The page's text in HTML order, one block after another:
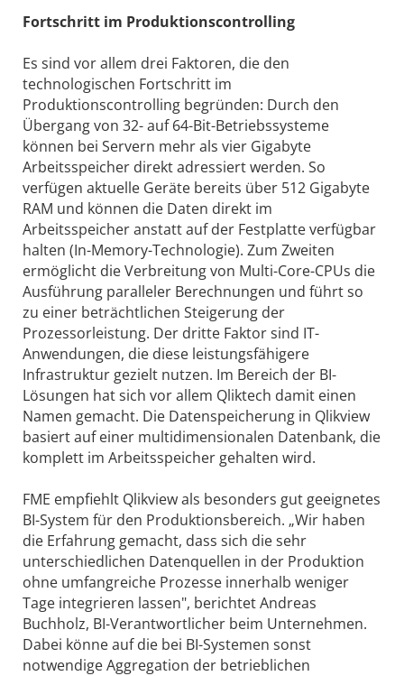
Fortschritt im Produktionscontrolling
Es sind vor allem drei Faktoren, die den
technologischen Fortschritt im
Produktionscontrolling begründen: Durch den
Übergang von 32- auf 64-Bit-Betriebssysteme
können bei Servern mehr als vier Gigabyte
Arbeitsspeicher direkt adressiert werden. So
verfügen aktuelle Geräte bereits über 512 Gigabyte
RAM und können die Daten direkt im
Arbeitsspeicher anstatt auf der Festplatte verfügbar
halten (In-Memory-Technologie). Zum Zweiten
ermöglicht die Verbreitung von Multi-Core-CPUs die
Ausführung paralleler Berechnungen und führt so
zu einer beträchtlichen Steigerung der
Prozessorleistung. Der dritte Faktor sind IT-
Anwendungen, die diese leistungsfähigere
Infrastruktur gezielt nutzen. Im Bereich der BI-
Lösungen hat sich vor allem Qliktech damit einen
Namen gemacht. Die Datenspeicherung in Qlikview
basiert auf einer multidimensionalen Datenbank, die
komplett im Arbeitsspeicher gehalten wird.
FME empfiehlt Qlikview als besonders gut geeignetes
BI-System für den Produktionsbereich. „Wir haben
die Erfahrung gemacht, dass sich die sehr
unterschiedlichen Datenquellen in der Produktion
ohne umfangreiche Prozesse innerhalb weniger
Tage integrieren lassen", berichtet Andreas
Buchholz, BI-Verantwortlicher beim Unternehmen.
Dabei könne auf die bei BI-Systemen sonst
notwendige Aggregation der betrieblichen